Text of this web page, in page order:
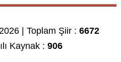
| Toplam Şiir :6672
Kaynak :906